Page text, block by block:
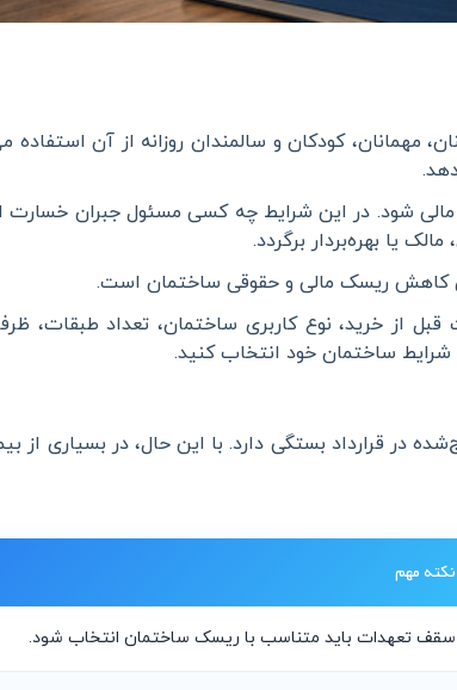
کودکان و سالمندان روزانه از آن استفاده
.
شود. در این شرایط چه کسی مسئول جبران
یا بهره‌بردار برگردد.
کاهش ریسک مالی و حقوقی ساختمان است.
قبل از خرید، نوع کاربری ساختمان، تعداد
شرایط ساختمان خود انتخاب کنید.
قرارداد بستگی دارد. با این حال، در بسیاری از
نکته مهم
سقف تعهدات باید متناسب با ریسک ساختمان انتخاب شود.